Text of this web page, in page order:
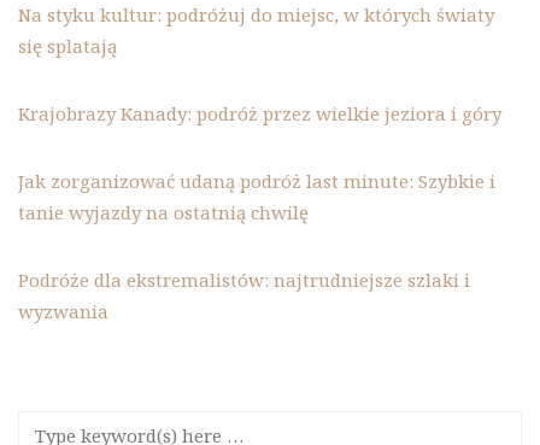
Na styku kultur: podróżuj do miejsc, w których światy
się splatają
Krajobrazy Kanady: podróż przez wielkie jeziora i góry
Jak zorganizować udaną podróż last minute: Szybkie i
tanie wyjazdy na ostatnią chwilę
Podróże dla ekstremalistów: najtrudniejsze szlaki i
wyzwania